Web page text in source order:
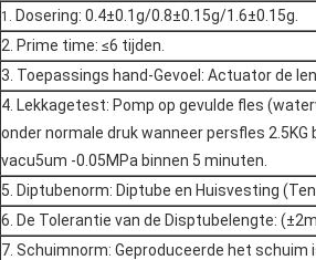
1. Dosering: 0.4±0.1g/0.8±0.15g/1.6±0.15g.
2. Prime time: ≤6 tijden.
3. Toepassings hand-Gevoel: Actuator de
4. Lekkagetest: Pomp op gevulde fles
onder normale druk wanneer persfles 2.5KG
vacu5um -0.05MPa binnen 5 minuten.
5. Diptubenorm: Diptube en Huisvesting
6. De Tolerantie van de Disptubelengte:
7. Schuimnorm: Geproduceerde het schuim